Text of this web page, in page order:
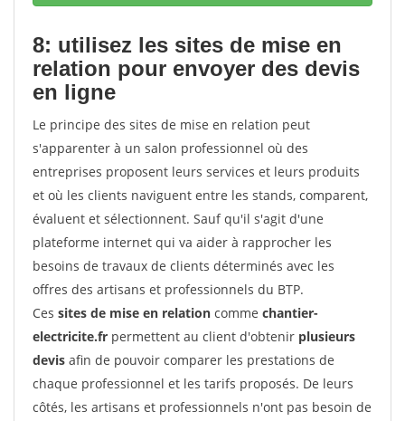
8: utilisez les sites de mise en
relation pour envoyer des devis
en ligne
Le principe des sites de mise en relation peut
s'apparenter à un salon professionnel où des
entreprises proposent leurs services et leurs produits
et où les clients naviguent entre les stands, comparent,
évaluent et sélectionnent. Sauf qu'il s'agit d'une
plateforme internet qui va aider à rapprocher les
besoins de travaux de clients déterminés avec les
offres des artisans et professionnels du BTP.
Ces sites de mise en relation comme chantier-
electricite.fr permettent au client d'obtenir plusieurs
devis afin de pouvoir comparer les prestations de
chaque professionnel et les tarifs proposés. De leurs
côtés, les artisans et professionnels n'ont pas besoin de